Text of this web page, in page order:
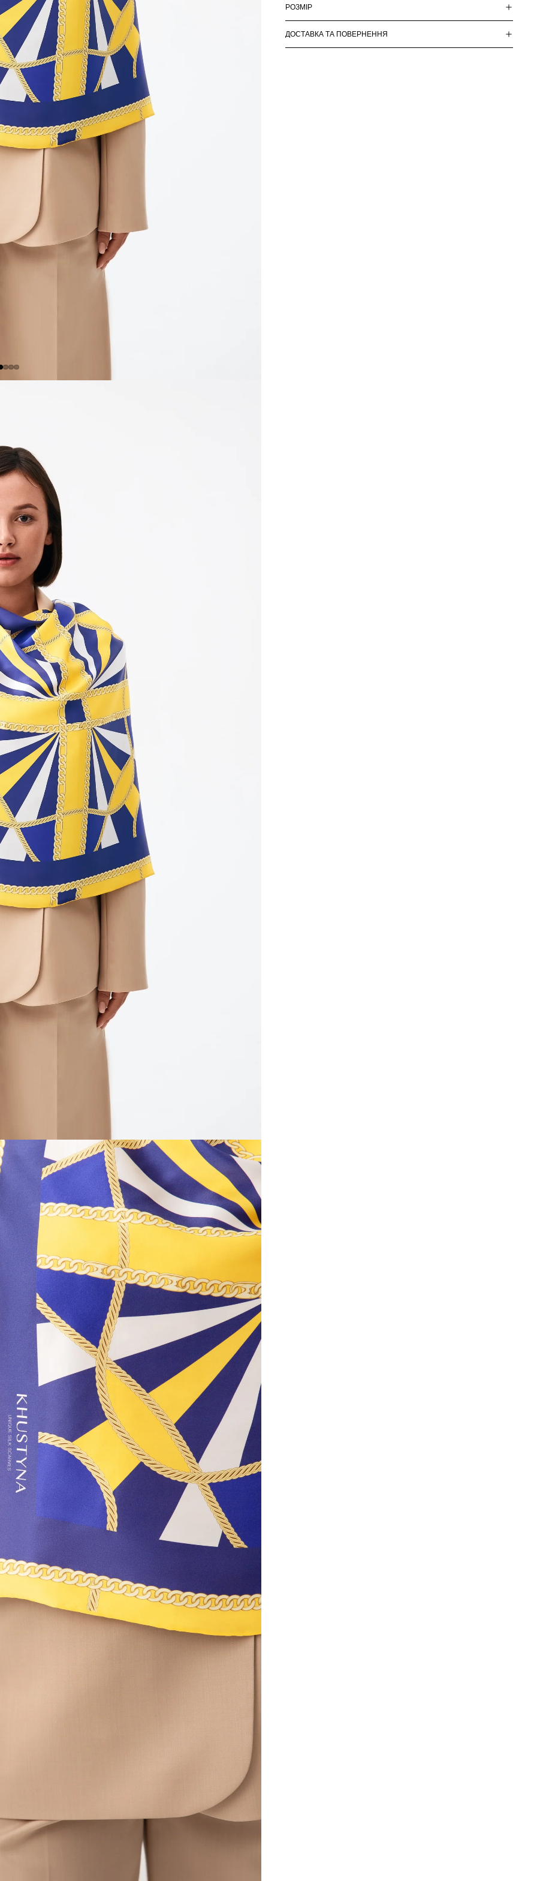
РОЗМІР
ДОСТАВКА ТА ПОВЕРНЕННЯ